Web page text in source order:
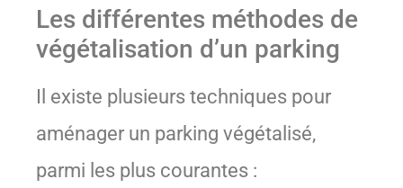
Les différentes méthodes de
végétalisation d’un parking
Il existe plusieurs techniques pour
aménager un parking végétalisé,
parmi les plus courantes :